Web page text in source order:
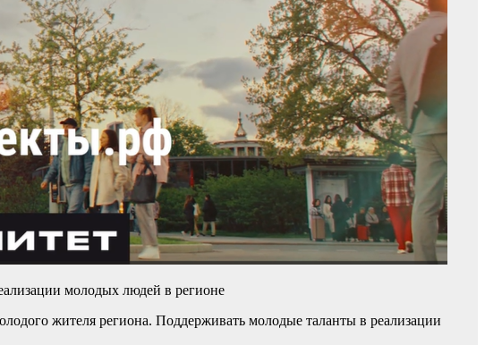
молодых людей в регионе
жителя региона. Поддерживать молодые таланты в реализации